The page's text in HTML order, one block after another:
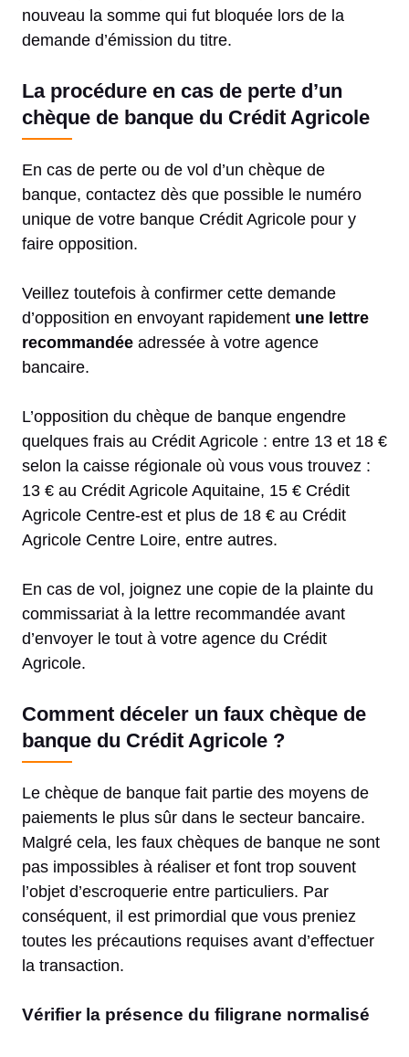
nouveau la somme qui fut bloquée lors de la
demande d’émission du titre.
La procédure en cas de perte d’un
chèque de banque du Crédit Agricole
En cas de perte ou de vol d’un chèque de
banque, contactez dès que possible le numéro
unique de votre banque Crédit Agricole pour y
faire opposition.
Veillez toutefois à confirmer cette demande
d’opposition en envoyant rapidement une lettre
recommandée adressée à votre agence
bancaire.
L’opposition du chèque de banque engendre
quelques frais au Crédit Agricole : entre 13 et 18 €
selon la caisse régionale où vous vous trouvez :
13 € au Crédit Agricole Aquitaine, 15 € Crédit
Agricole Centre-est et plus de 18 € au Crédit
Agricole Centre Loire, entre autres.
En cas de vol, joignez une copie de la plainte du
commissariat à la lettre recommandée avant
d’envoyer le tout à votre agence du Crédit
Agricole.
Comment déceler un faux chèque de
banque du Crédit Agricole ?
Le chèque de banque fait partie des moyens de
paiements le plus sûr dans le secteur bancaire.
Malgré cela, les faux chèques de banque ne sont
pas impossibles à réaliser et font trop souvent
l’objet d’escroquerie entre particuliers. Par
conséquent, il est primordial que vous preniez
toutes les précautions requises avant d’effectuer
la transaction.
Vérifier la présence du filigrane normalisé